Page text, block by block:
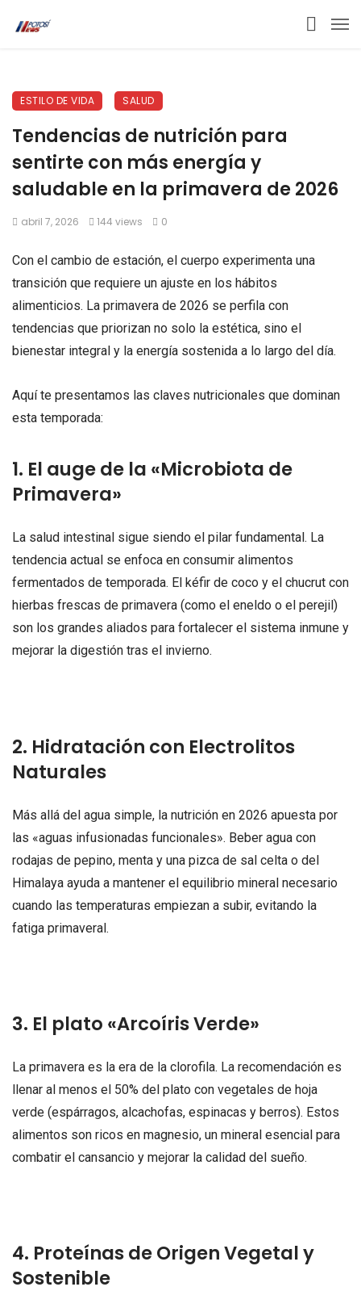
ESTILO DE VIDA SALUD
Tendencias de nutrición para
sentirte con más energía y
saludable en la primavera de 2026
abril 7, 2026 144 views 0
Con el cambio de estación, el cuerpo experimenta una
transición que requiere un ajuste en los hábitos
alimenticios. La primavera de 2026 se perfila con
tendencias que priorizan no solo la estética, sino el
bienestar integral y la energía sostenida a lo largo del día.
Aquí te presentamos las claves nutricionales que dominan
esta temporada:
1. El auge de la «Microbiota de
Primavera»
La salud intestinal sigue siendo el pilar fundamental. La
tendencia actual se enfoca en consumir alimentos
fermentados de temporada. El kéfir de coco y el chucrut con
hierbas frescas de primavera (como el eneldo o el perejil)
son los grandes aliados para fortalecer el sistema inmune y
mejorar la digestión tras el invierno.
2. Hidratación con Electrolitos
Naturales
Más allá del agua simple, la nutrición en 2026 apuesta por
las «aguas infusionadas funcionales». Beber agua con
rodajas de pepino, menta y una pizca de sal celta o del
Himalaya ayuda a mantener el equilibrio mineral necesario
cuando las temperaturas empiezan a subir, evitando la
fatiga primaveral.
3. El plato «Arcoíris Verde»
La primavera es la era de la clorofila. La recomendación es
llenar al menos el 50% del plato con vegetales de hoja
verde (espárragos, alcachofas, espinacas y berros). Estos
alimentos son ricos en magnesio, un mineral esencial para
combatir el cansancio y mejorar la calidad del sueño.
4. Proteínas de Origen Vegetal y
Sostenible